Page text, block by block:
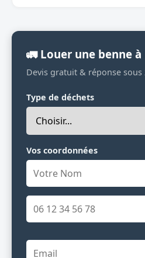
🚛 Louer une benne à
Devis gratuit & réponse sous
Type de déchets
Vos coordonnées